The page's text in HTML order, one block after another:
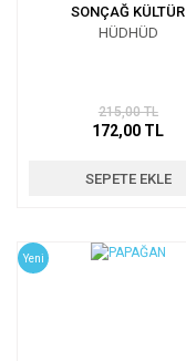
SONÇAĞ KÜLTÜR
HÜDHÜD
215,00 TL
172,00 TL
SEPETE EKLE
Yeni